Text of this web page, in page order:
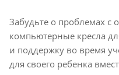
Забудьте о проблемах с
компьютерные кресла
и поддержку во время
для своего ребенка